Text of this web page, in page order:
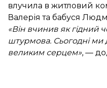
влучила в житловий
Валерія та бабуся
«Він вчинив як гідний
штурмова. Сьогодні ми
великим серцем», —